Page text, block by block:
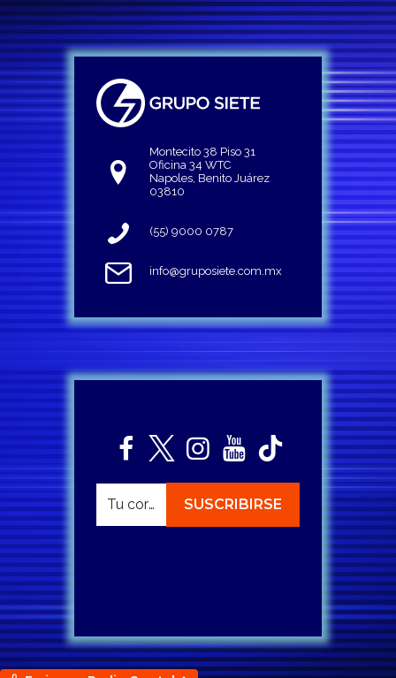
Montecito 38 Piso 31
Oficina 34 WTC
Napoles, Benito Juárez
03810
(55) 9000 0787
info@gruposiete.com.mx